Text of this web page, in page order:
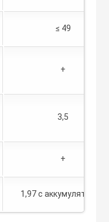
≤ 49
+
3,5
+
1,97 с аккумулятором